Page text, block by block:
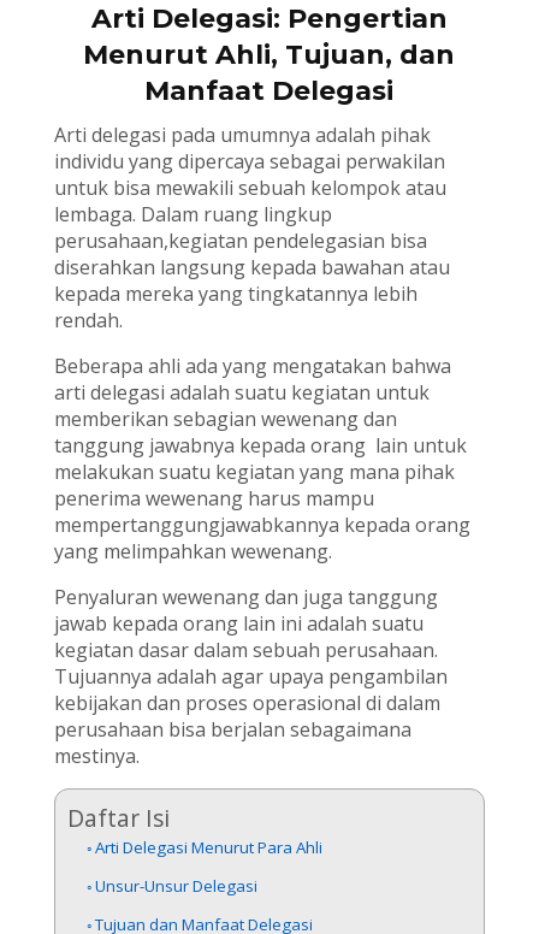
Arti Delegasi: Pengertian
Menurut Ahli, Tujuan, dan
Manfaat Delegasi
Arti delegasi pada umumnya adalah pihak
individu yang dipercaya sebagai perwakilan
untuk bisa mewakili sebuah kelompok atau
lembaga. Dalam ruang lingkup
perusahaan,kegiatan pendelegasian bisa
diserahkan langsung kepada bawahan atau
kepada mereka yang tingkatannya lebih
rendah.
Beberapa ahli ada yang mengatakan bahwa
arti delegasi adalah suatu kegiatan untuk
memberikan sebagian wewenang dan
tanggung jawabnya kepada orang lain untuk
melakukan suatu kegiatan yang mana pihak
penerima wewenang harus mampu
mempertanggungjawabkannya kepada orang
yang melimpahkan wewenang.
Penyaluran wewenang dan juga tanggung
jawab kepada orang lain ini adalah suatu
kegiatan dasar dalam sebuah perusahaan.
Tujuannya adalah agar upaya pengambilan
kebijakan dan proses operasional di dalam
perusahaan bisa berjalan sebagaimana
mestinya.
Daftar Isi
Arti Delegasi Menurut Para Ahli
Unsur-Unsur Delegasi
Tujuan dan Manfaat Delegasi